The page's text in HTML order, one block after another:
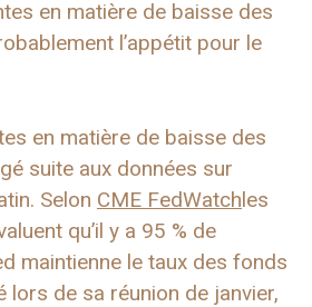
en matière de baisse des
l’appétit pour le
en matière de baisse des
suite aux données sur
Selon CME FedWatchles
qu’il y a 95 % de
maintienne le taux des fonds
lors de sa réunion de janvier,